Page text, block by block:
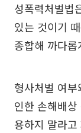
성폭력처벌법
있는 것이기
종합해 까다
형사처벌 여
인한 손해배
용하지 말라